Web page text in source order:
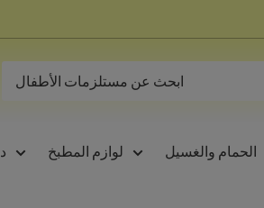
لوازم المطبخ الحمام والغسيل